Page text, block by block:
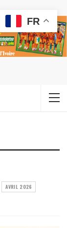
AVRIL 2026
FR